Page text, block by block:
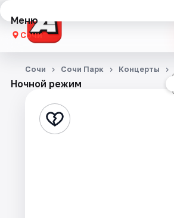
Меню
Сочи
Концерты
Стендап
Ночной режим
Сочи Сочи Парк Концерты